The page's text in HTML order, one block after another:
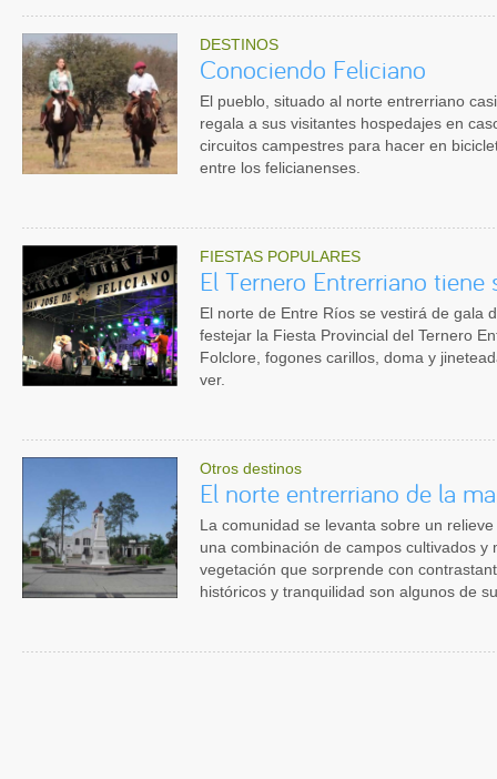
DESTINOS
Conociendo Feliciano
El pueblo, situado al norte entrerriano
regala a sus visitantes hospedajes en
circuitos campestres para hacer en
entre los felicianenses.
FIESTAS POPULARES
El Ternero Entrerriano
El norte de Entre Ríos se vestirá de gala
festejar la Fiesta Provincial del Ternero
Folclore, fogones carillos, doma y
ver.
Otros destinos
El norte entrerriano de la
La comunidad se levanta sobre un
una combinación de campos cultivados
vegetación que sorprende con
históricos y tranquilidad son algunos de